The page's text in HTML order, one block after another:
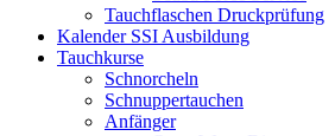
Tauchflaschen Druckprüfung
Kalender SSI Ausbildung
Tauchkurse
Schnorcheln
Schnuppertauchen
Anfänger